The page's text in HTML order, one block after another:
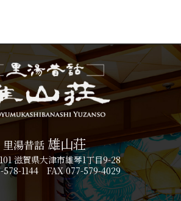
里湯昔話雄山荘
滋賀県大津市雄琴1丁目9-28
578-1144 FAX 077-579-4029